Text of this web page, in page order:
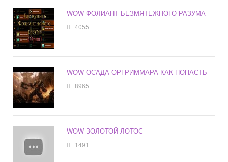
WOW ФОЛИАНТ БЕЗМЯТЕЖНОГО РАЗУМА
4055
WOW ОСАДА ОРГРИММАРА КАК ПОПАСТЬ
8965
WOW ЗОЛОТОЙ ЛОТОС
1491